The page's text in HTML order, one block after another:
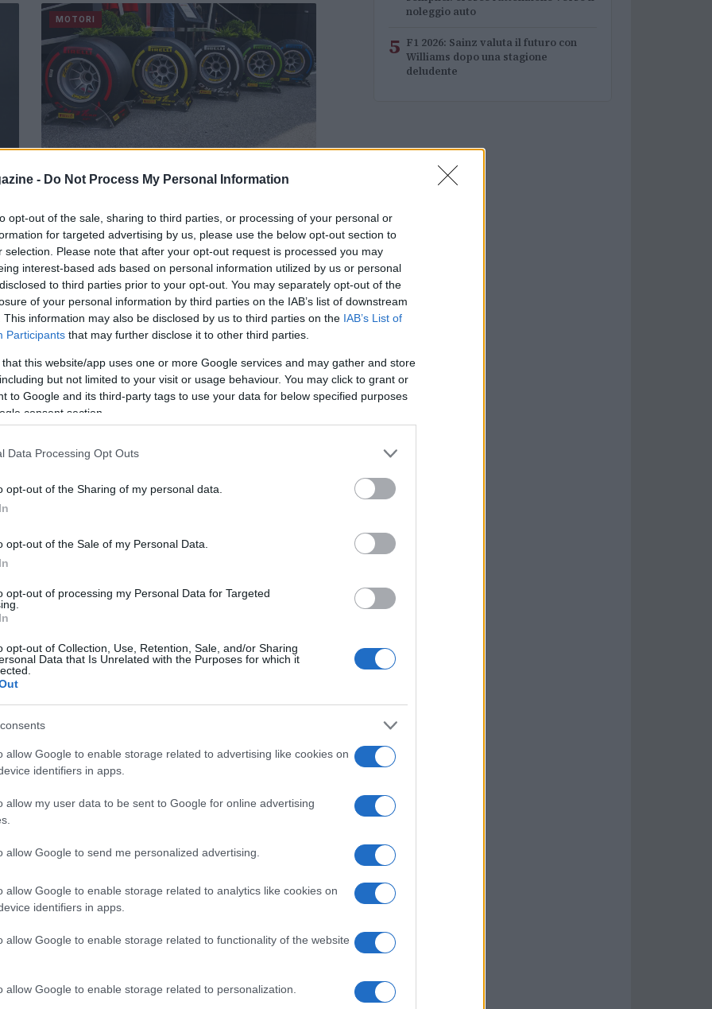
- Do Not Process My Personal Information
opt-out of the sale, sharing to third parties, or processing of your personal or
for targeted advertising by us, please use the below opt-out section to
selection. Please note that after your opt-out request is processed you may
interest-based ads based on personal information utilized by us or personal
to third parties prior to your opt-out. You may separately opt-out of the
of your personal information by third parties on the IAB’s list of downstream
This information may also be disclosed by us to third parties on the IAB’s List of
Participants that may further disclose it to other third parties.
that this website/app uses one or more Google services and may gather and store
but not limited to your visit or usage behaviour. You may click to grant or
to Google and its third-party tags to use your data for below specified purposes
consent section.
Data Processing Opt Outs
opt-out of the Sharing of my personal data.
opt-out of the Sale of my Personal Data.
opt-out of processing my Personal Data for Targeted
opt-out of Collection, Use, Retention, Sale, and/or Sharing
Data that Is Unrelated with the Purposes for which it
allow Google to enable storage related to advertising like cookies on
identifiers in apps.
allow my user data to be sent to Google for online advertising
allow Google to send me personalized advertising.
allow Google to enable storage related to analytics like cookies on
identifiers in apps.
allow Google to enable storage related to functionality of the website
allow Google to enable storage related to personalization.
MOTORI
Toto Wolff gela la F1 sulle regole
Il dirigente della Mercedes: "Avremo distacchi
molto più ampi".
Redazione Sport Magazine · 25 Apr 2021
MOTORI
Valentino Rossi: “So che il tempo
Redazione Sport Magazine · 23 Apr 2021
Charles Leclerc giura fedeltà alla
noleggio auto
5 F1 2026: Sainz valuta il futuro con
Williams dopo una stagione
deludente